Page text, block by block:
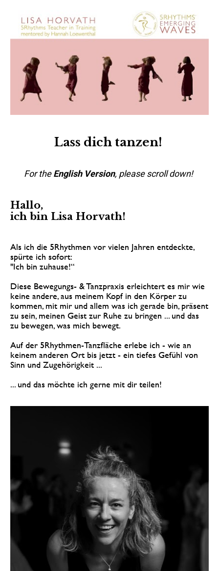
Lass dich tanzen!
For the English Version, please scroll down!
Hallo,
ich bin Lisa Horvath!
Als ich die 5Rhythmen vor vielen Jahren entdeckte,
spürte ich sofort:
"Ich bin zuhause!“
Diese Bewegungs- & Tanzpraxis erleichtert es mir wie
keine andere, aus meinem Kopf in den Körper zu
kommen, mit mir und allem was ich gerade bin, präsent
zu sein, meinen Geist zur Ruhe zu bringen ... und das
zu bewegen, was mich bewegt.
Auf der 5Rhythmen-Tanzfläche erlebe ich - wie an
keinem anderen Ort bis jetzt - ein tiefes Gefühl von
Sinn und Zugehörigkeit ...
... und das möchte ich gerne mit dir teilen!